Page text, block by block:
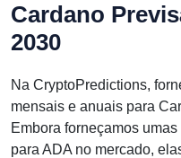
Cardano
2030
Na CryptoPredictions,
mensais e anuais para
Embora forneçamos
para ADA no mercado,